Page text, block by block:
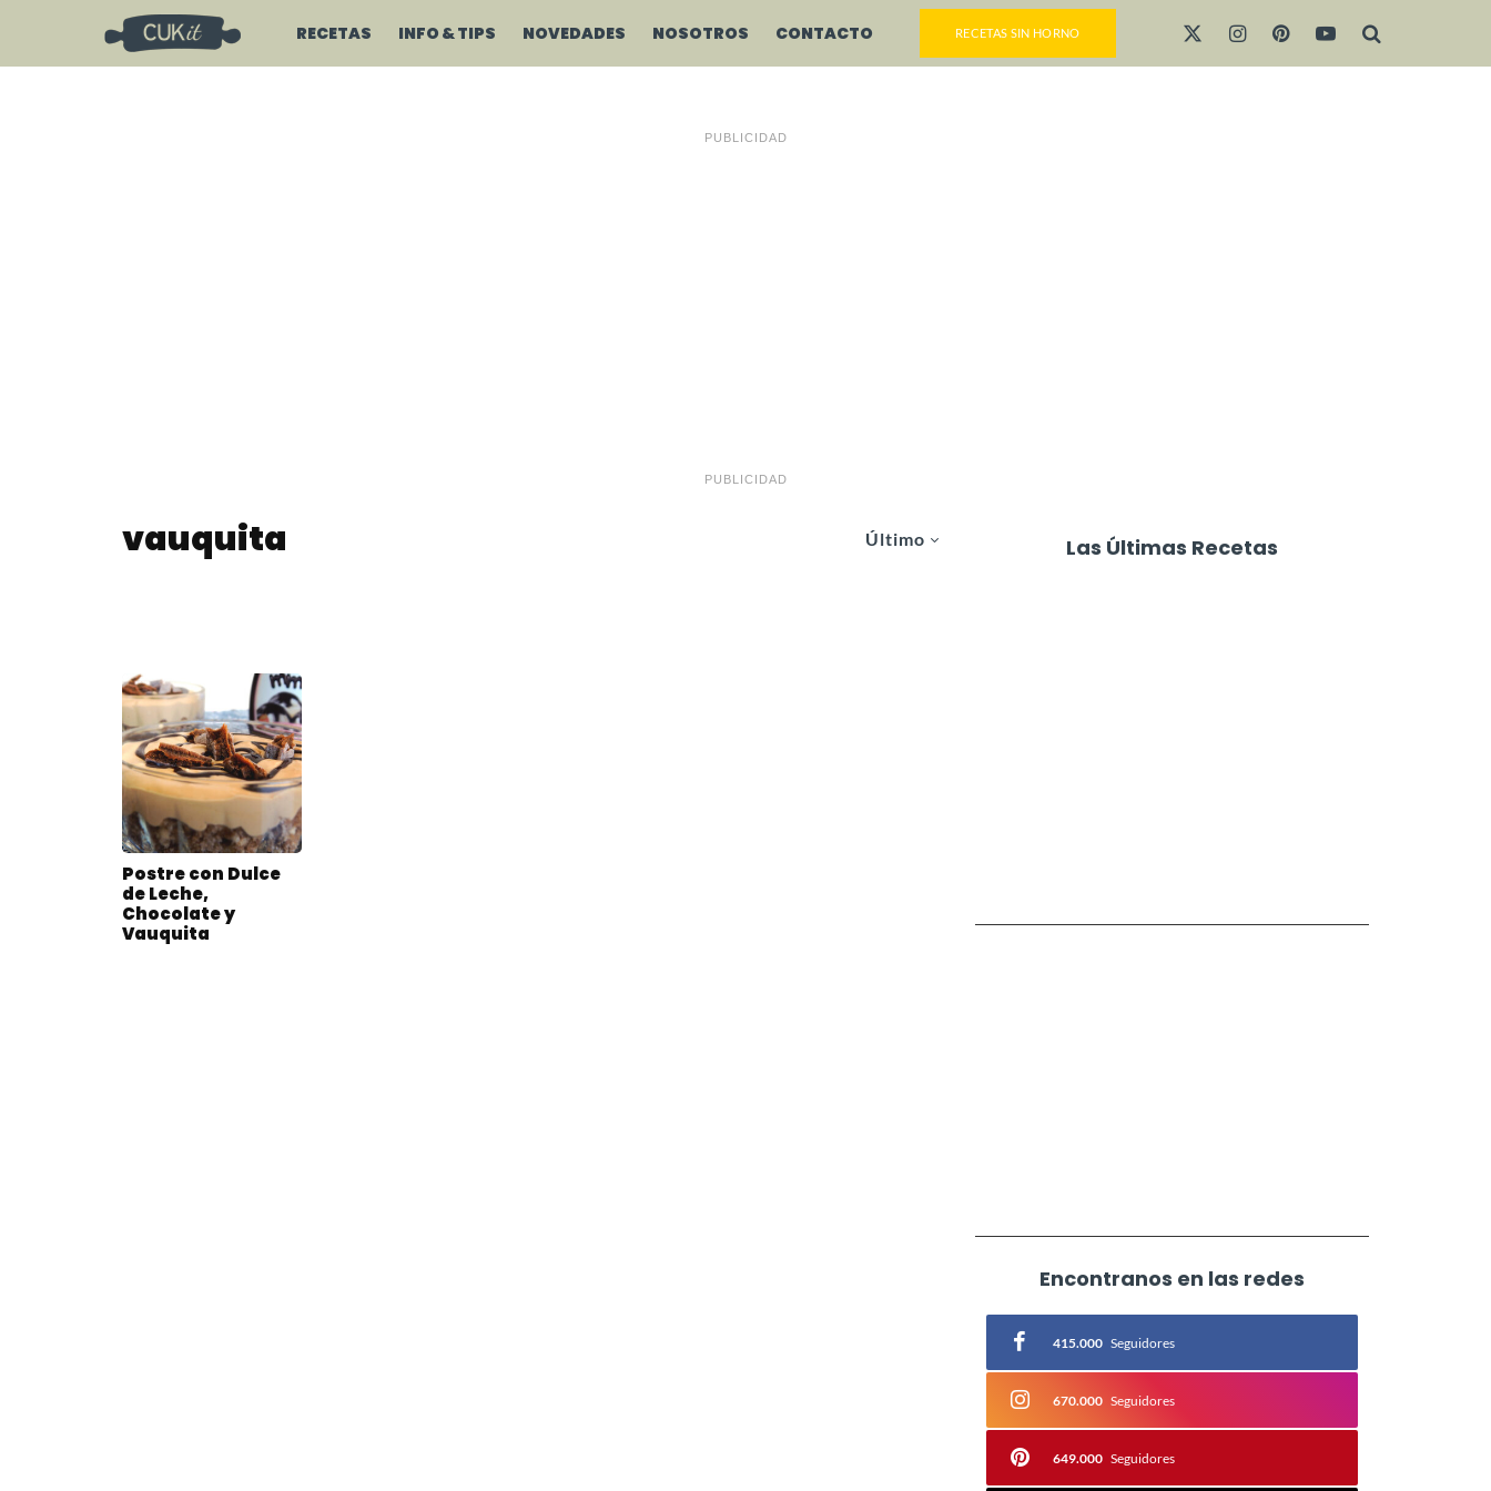
RECETAS INFO & TIPS NOVEDADES NOSOTROS CONTACTO RECETAS SIN HORNO
PUBLICIDAD
PUBLICIDAD
Último
vauquita
Postre con Dulce
de Leche,
Chocolate y
Vauquita
Las Últimas Recetas
Encontranos en las redes
415.000 Seguidores
670.000 Seguidores
649.000 Seguidores